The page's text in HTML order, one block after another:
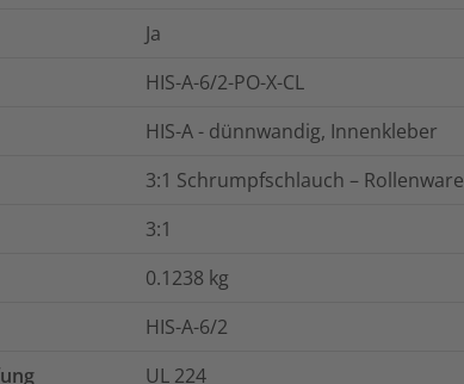
Ja
HIS-A-6/2-PO-X-CL
HIS-A - dünnwandig, Innenkleber
3:1 Schrumpfschlauch – Rollenware
3:1
0.1238 kg
HIS-A-6/2
UL 224